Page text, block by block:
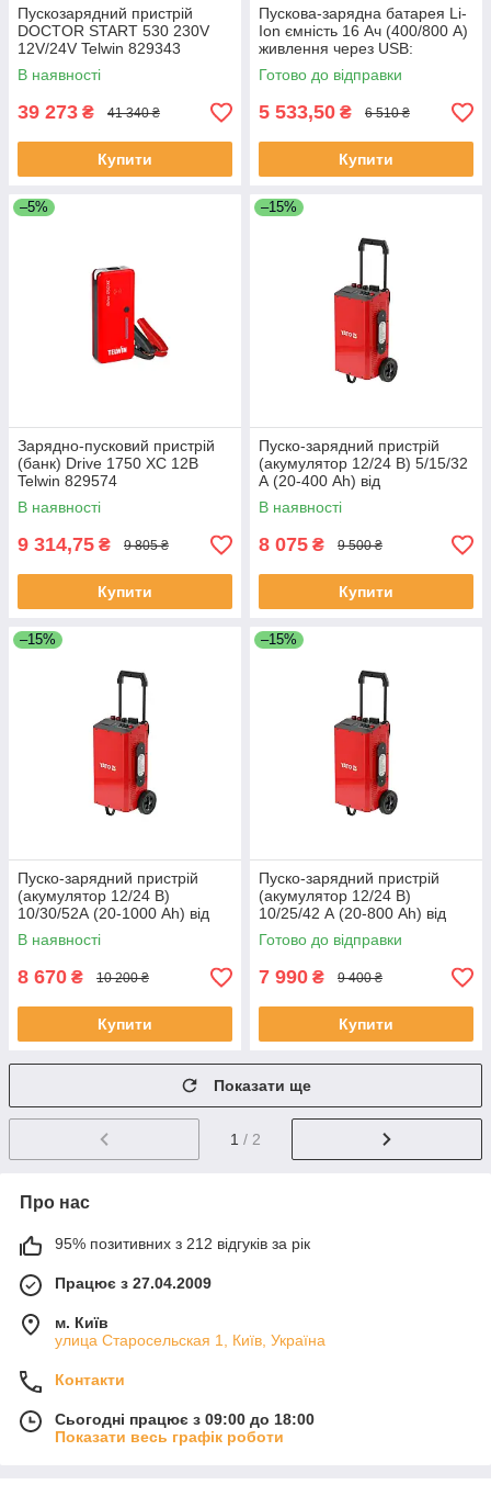
Пускозарядний пристрій
DOCTOR START 530 230V
12V/24V Telwin 829343
(Італія)
В наявності
39 273 ₴ 41 340 ₴
Купити
Пускова-зарядна батарея Li-
Ion ємність 16 Ач (400/800 А)
живлення через USB:
вихідний 9 В/ 2А Yato YT-
83085
Готово до відправки
5 533,50 ₴ 6 510 ₴
Купити
–5%
Зарядно-пусковий пристрій
(банк) Drive 1750 XC 12В
Telwin 829574
В наявності
9 314,75 ₴ 9 805 ₴
Купити
–15%
Пуско-зарядний пристрій
(акумулятор 12/24 В) 5/15/32
А (20-400 Аh) від
електромережі 230 В (старт
320А) Yato YT-83063
В наявності
8 075 ₴ 9 500 ₴
Купити
–15%
Пуско-зарядний пристрій
(акумулятор 12/24 В)
10/30/52А (20-1000 Аh) від
електромережі 230 В (старт
520А) Yato YT-83065
В наявності
8 670 ₴ 10 200 ₴
Купити
–15%
Пуско-зарядний пристрій
(акумулятор 12/24 В)
10/25/42 А (20-800 Аh) від
електромережі 230 В (старт
420А) Yato YT-83064
Готово до відправки
7 990 ₴ 9 400 ₴
Купити
Показати ще
1 / 2
Про нас
95% позитивних з 212 відгуків за рік
Працює з 27.04.2009
м. Київ
улица Старосельская 1, Київ, Україна
Контакти
Сьогодні працює з 09:00 до 18:00
Показати весь графік роботи